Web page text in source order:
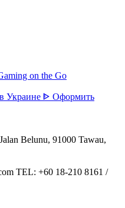
on the Go
в Украине ᐈ Оформить
Belunu, 91000 Tawau,
TEL: +60 18-210 8161 /